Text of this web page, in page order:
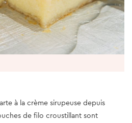
à la crème sirupeuse depuis
de filo croustillant sont